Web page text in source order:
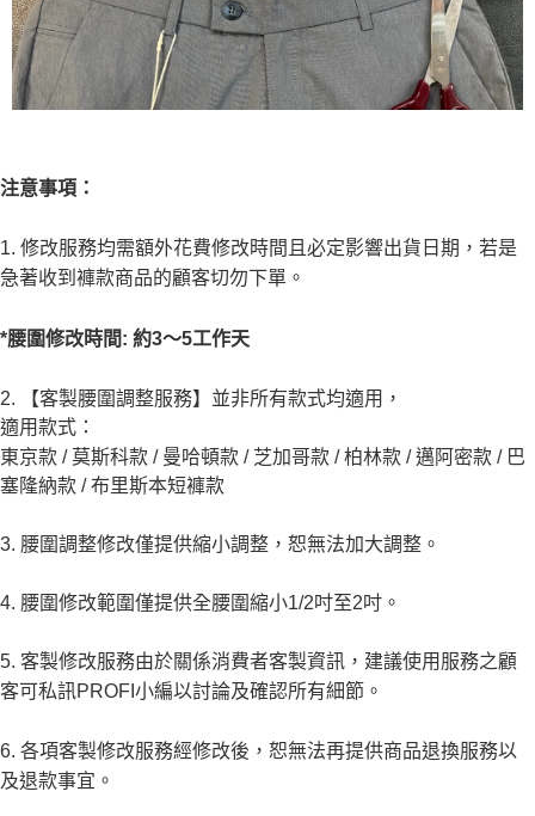
注意事項：
1. 修改服務均需額外花費修改時間且必定影響出貨日期，若是
急著收到褲款商品的顧客切勿下單。
*腰圍修改時間: 約3～5工作天
2. 【客製腰圍調整服務】並非所有款式均適用，
適用款式 ：
東京款 / 莫斯科款 / 曼哈頓款 / 芝加哥款 / 柏林款 / 邁阿密款 / 巴
塞隆納款 / 布里斯本短褲款
3. 腰圍調整修改僅提供縮小調整，恕無法加大調整。
4. 腰圍修改範圍僅提供全腰圍縮小1/2吋至2吋。
5. 客製修改服務由於關係消費者客製資訊，建議使用服務之顧
客可私訊PROFI小編以討論及確認所有細節。
6. 各項客製修改服務經修改後，恕無法再提供商品退換服務以
及退款事宜。